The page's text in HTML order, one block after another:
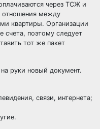
через ТСЖ и
между
квартиры. Организации
счета, поэтому следует
тот же пакет
руки новый документ.
связи, интернета;